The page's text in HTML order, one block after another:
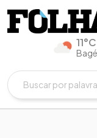
11°C
Bagé